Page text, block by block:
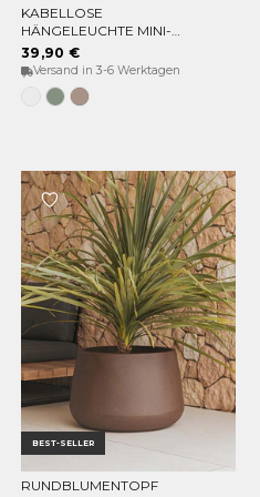
OPTIONEN WÄHLEN
KABELLOSE
HÄNGELEUCHTE MINI-
CONTA HANG
39,90 €
Versand in 3-6 Werktagen
WeißWeiches
Grün
Taupe
Grau
BEST-SELLER
OPTIONEN WÄHLEN
RUNDBLUMENTOPF